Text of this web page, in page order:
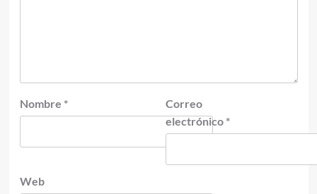
Nombre *
Correo
electrónico *
Web